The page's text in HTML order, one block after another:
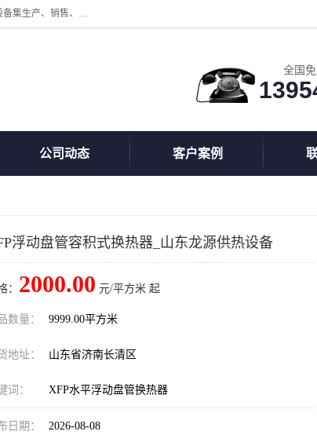
公司主营换热器.换热设备、供水设备，核心产品涵盖：管壳式换热器、换热机组、不锈钢组合式水箱、水处理设备等，提供非标设备集生产、销售、安装一体化服务，可满足全国酒店、学校、医院、商业综合体、工业项目等多场景换热与供水需求。
全国免
公司动态 客户案例
浮动盘管容积式换热器_山东龙源供热设备
： 2000.00 元/平方米 起
数量： 9999.00平方米
地址： 山东省济南长清区
词： XFP水平浮动盘管换热器
日期： 2026-08-08